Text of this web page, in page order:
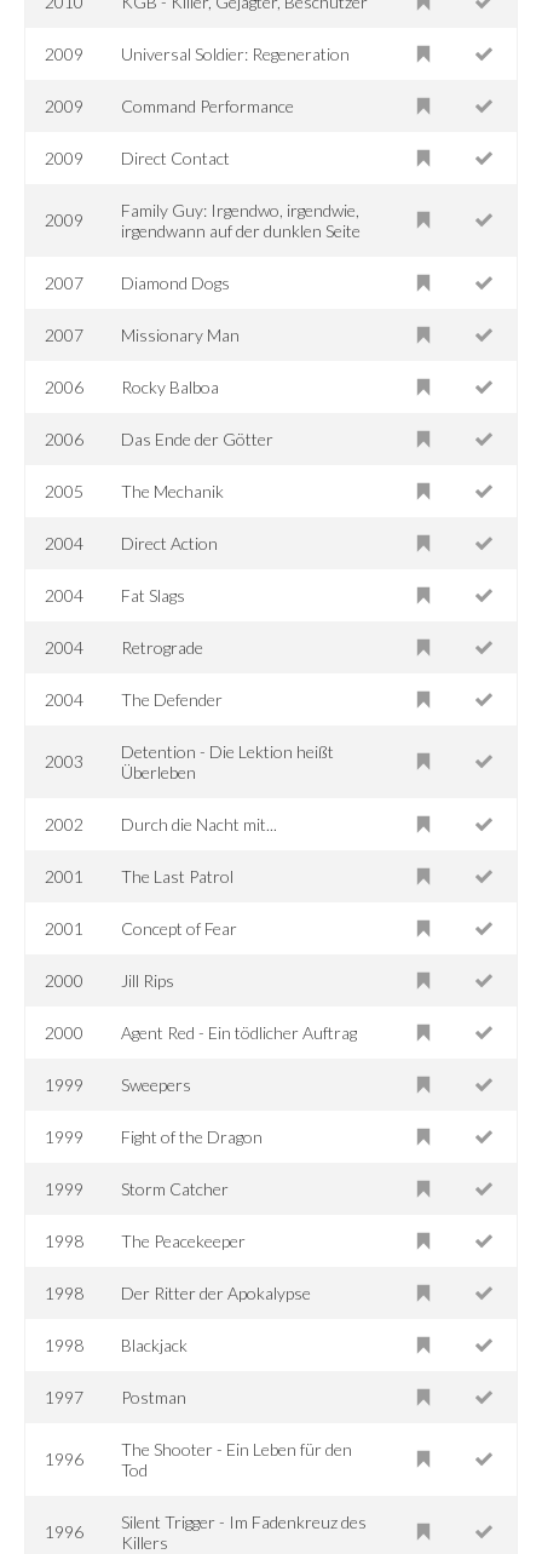
2009 Universal Soldier: Regeneration
2009 Command Performance
2009 Direct Contact
2009
Family Guy: Irgendwo, irgendwie,
irgendwann auf der dunklen Seite
2007 Diamond Dogs
2007 Missionary Man
2006 Rocky Balboa
2006 Das Ende der Götter
2005 The Mechanik
2004 Direct Action
2004 Fat Slags
2004 Retrograde
2004 The Defender
2003
Detention - Die Lektion heißt
Überleben
2002 Durch die Nacht mit...
2001 The Last Patrol
2001 Concept of Fear
2000 Jill Rips
2000 Agent Red - Ein tödlicher Auftrag
1999 Sweepers
1999 Fight of the Dragon
1999 Storm Catcher
1998 The Peacekeeper
1998 Der Ritter der Apokalypse
1998 Blackjack
1997 Postman
1996
The Shooter - Ein Leben für den
Tod
1996
Silent Trigger - Im Fadenkreuz des
Killers